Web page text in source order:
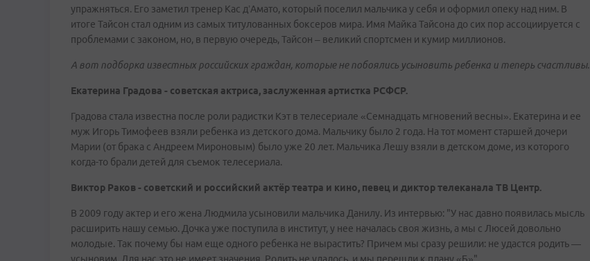
упражняться. Его заметил тренер Кас д’Амато, который поселил мальчика у себя и оформил опеку над ним. В
итоге Тайсон стал одним из самых титулованных боксеров мира. Имя Майка Тайсона до сих пор ассоциируется с
проблемами с законом, но, в первую очередь, Тайсон – великий спортсмен и кумир миллионов.
А вот подборка известных российских граждан, которые не побоялись усыновить ребенка и теперь счастливы.
Екатерина Градова - советская актриса, заслуженная артистка РСФСР.
Градова стала известна после роли радистки Кэт в телесериале «Семнадцать мгновений весны». Екатерина и ее
муж Игорь Тимофеев взяли ребенка из детского дома. Мальчику было 2 года. На тот момент старшей дочери
Марии (от брака с Андреем Мироновым) было уже 20 лет. Мальчика Лешу взяли в детском доме, из которого
когда-то брали детей для съемок телесериала.
Виктор Раков - советский и российский актёр театра и кино, певец и диктор телеканала ТВ Центр.
В 2009 году актер и его жена Людмила усыновили мальчика Данилу. Из интервью: "У нас давно появилась мысль
расширить нашу семью. Дочка уже поступила в институт, у нее началась своя жизнь, а мы с Люсей довольно
молодые. Так почему бы нам еще одного ребенка не вырастить? Причем мы сразу решили: не удастся родить —